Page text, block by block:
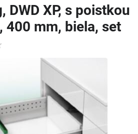
DWD XP, s poistkou
400 mm, biela, set